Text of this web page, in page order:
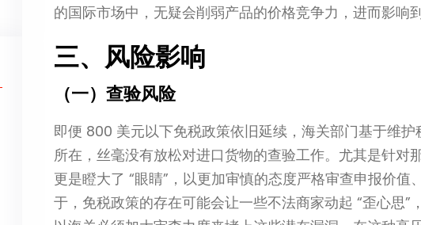
的国际市场中，无疑会削弱产品的价格竞争力，进而影响
三、风险影响
（一）查验风险
即便 800 美元以下免税政策依旧延续，海关部门基于维
所在，丝毫没有放松对进口货物的查验工作。尤其是针对
更是瞪大了 “眼睛”，以更加审慎的态度严格审查申报价
于，免税政策的存在可能会让一些不法商家动起 “歪心思